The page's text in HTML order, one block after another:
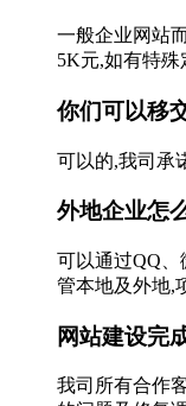
一般企业网站
5K元,如有特
你们可以移
可以的,我司承
外地企业怎
可以通过QQ
管本地及外地,
网站建设完
我司所有合作